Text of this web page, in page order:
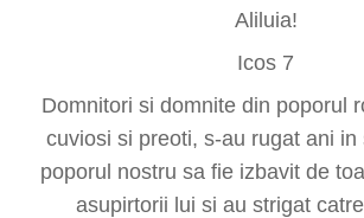
Aliluia!
Icos 7
Domnitori si domnite din poporul
cuviosi si preoti, s-au rugat ani in
poporul nostru sa fie izbavit de
asupirtorii lui si au strigat